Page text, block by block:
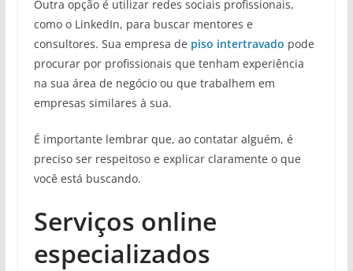
Outra opção é utilizar redes sociais profissionais,
como o LinkedIn, para buscar mentores e
consultores. Sua empresa de piso intertravado pode
procurar por profissionais que tenham experiência
na sua área de negócio ou que trabalhem em
empresas similares à sua.
É importante lembrar que, ao contatar alguém, é
preciso ser respeitoso e explicar claramente o que
você está buscando.
Serviços online
especializados